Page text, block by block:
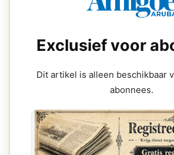
Exclusief voor
Dit artikel is alleen beschikbaar
abonnees.